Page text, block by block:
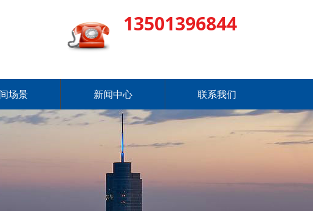
13501396844
场景 新闻中心 联系我们